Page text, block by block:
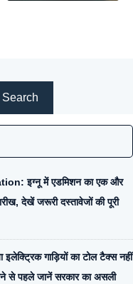
Search
इग्नू में एडमिशन का एक और
देखें जरूरी दस्तावेजों की पूरी
गाड़ियों का टोल टैक्स नहीं
से पहले जानें सरकार का असली